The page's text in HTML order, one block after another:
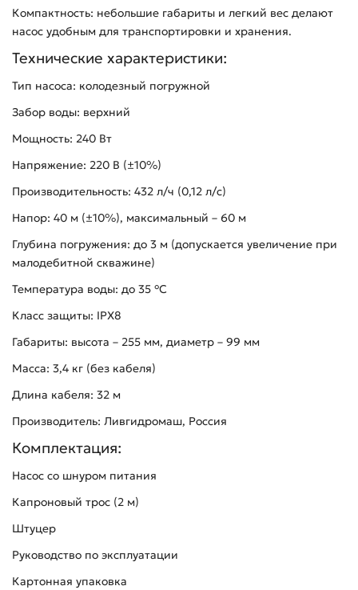
Компактность: небольшие габариты и легкий вес делают
насос удобным для транспортировки и хранения.
Технические характеристики:
Тип насоса: колодезный погружной
Забор воды: верхний
Мощность: 240 Вт
Напряжение: 220 В (±10%)
Производительность: 432 л/ч (0,12 л/с)
Напор: 40 м (±10%), максимальный – 60 м
Глубина погружения: до 3 м (допускается увеличение при
малодебитной скважине)
Температура воды: до 35 °С
Класс защиты: IPX8
Габариты: высота – 255 мм, диаметр – 99 мм
Масса: 3,4 кг (без кабеля)
Длина кабеля: 32 м
Производитель: Ливгидромаш, Россия
Комплектация:
Насос со шнуром питания
Капроновый трос (2 м)
Штуцер
Руководство по эксплуатации
Картонная упаковка